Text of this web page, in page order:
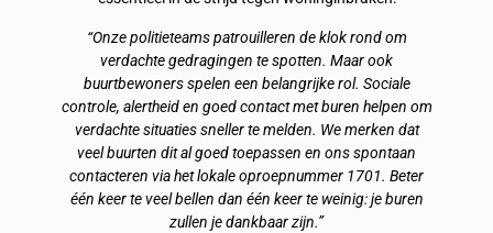
“Onze politieteams patrouilleren de klok rond om
verdachte gedragingen te spotten. Maar ook
buurtbewoners spelen een belangrijke rol. Sociale
controle, alertheid en goed contact met buren helpen om
verdachte situaties sneller te melden. We merken dat
veel buurten dit al goed toepassen en ons spontaan
contacteren via het lokale oproepnummer 1701. Beter
één keer te veel bellen dan één keer te weinig: je buren
zullen je dankbaar zijn.”